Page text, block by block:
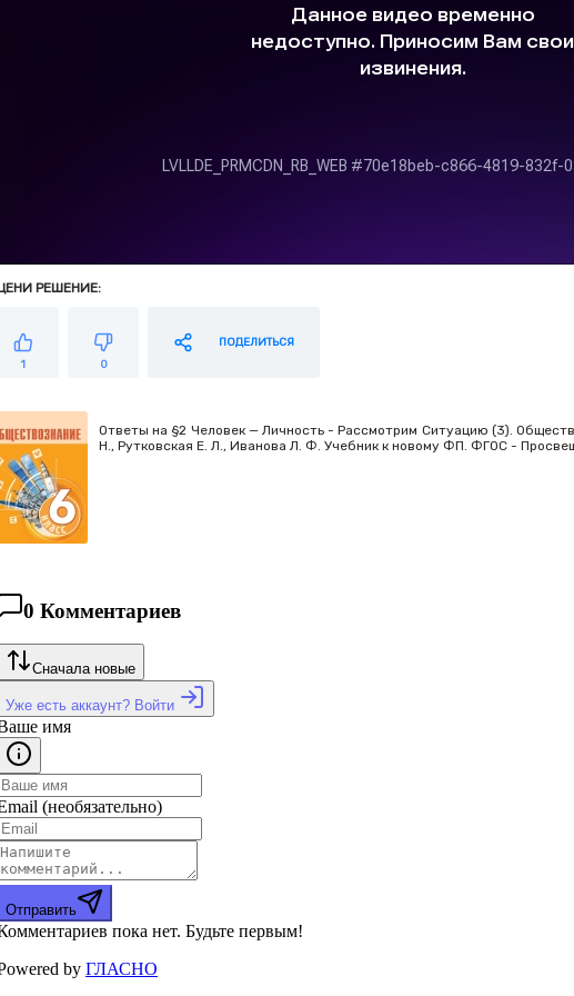
РЕШЕНИЕ:
1 0
ПОДЕЛИТЬСЯ
Ответы на §2 Человек — Личность - Рассмотрим Ситуацию (3).
Н., Рутковская Е. Л., Иванова Л. Ф. Учебник к новому ФП. ФГОС -